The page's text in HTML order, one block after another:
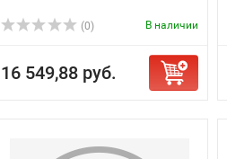
(0) В наличии
16 549,88 руб.